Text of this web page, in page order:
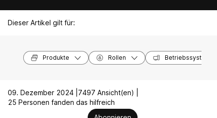
Dieser Artikel gilt für:
Produkte Rollen Betriebssysteme
09. Dezember 2024 | 7497 Ansicht(en) |
25 Personen fanden das hilfreich